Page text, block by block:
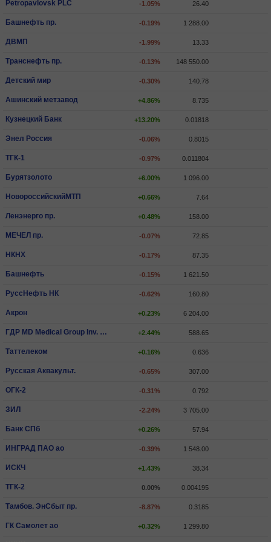
Petropavlovsk PLC -1.05% 26.40
Башнефть пр. -0.19% 1 288.00
ДВМП -1.99% 13.33
Транснефть пр. -0.13% 148 550.00
Детский мир -0.30% 140.78
Ашинский метзавод +4.86% 8.735
Кузнецкий Банк +13.20% 0.01818
Энел Россия -0.06% 0.8015
ТГК-1 -0.97% 0.011804
Бурятзолото +6.00% 1 096.00
НовороссийскийМТП +0.66% 7.64
Ленэнерго пр. +0.48% 158.00
МЕЧЕЛ пр. -0.07% 72.85
НКНХ -0.17% 87.35
Башнефть -0.15% 1 621.50
РуссНефть НК -0.62% 160.80
Акрон +0.23% 6 204.00
ГДР MD Medical Group Inv. PLC +2.44% 588.65
Таттелеком +0.16% 0.636
Русская Аквакульт. -0.65% 307.00
ОГК-2 -0.31% 0.792
ЗИЛ -2.24% 3 705.00
Банк СПб +0.26% 57.94
ИНГРАД ПАО ао -0.39% 1 548.00
ИCКЧ +1.43% 38.34
ТГК-2 0.00% 0.004195
Тамбов. ЭнСбыт пр. -8.87% 0.3185
ГК Самолет ао +0.32% 1 299.80